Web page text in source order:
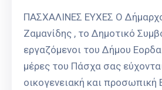
ΠΑΣΧΑΛΙΝΕΣ ΕΥΧΕΣ Ο
Ζαμανίδης , το Δημοτικό
εργαζόμενοι του Δήμου
μέρες του Πάσχα σας
οικογενειακή και προσωπική